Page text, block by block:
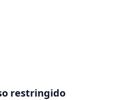
restringido